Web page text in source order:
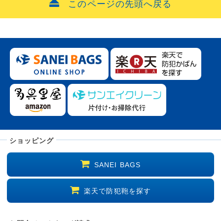
このページの先頭へ戻る
ショッピング
SANEI BAGS
楽天で防犯鞄を探す